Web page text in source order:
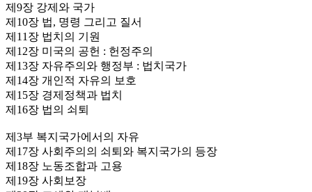
제9장 강제와 국가
제10장 법, 명령 그리고 질서
제11장 법치의 기원
제12장 미국의 공헌 : 헌정주의
제13장 자유주의와 행정부 : 법치국가
제14장 개인적 자유의 보호
제15장 경제정책과 법치
제16장 법의 쇠퇴
제3부 복지국가에서의 자유
제17장 사회주의의 쇠퇴와 복지국가의 등장
제18장 노동조합과 고용
제19장 사회보장